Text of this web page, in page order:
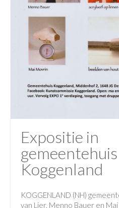
Expositie in
gemeentehuis
Koggenland
KOGGENLAND (NH)
van Lier, Menno Bauer en